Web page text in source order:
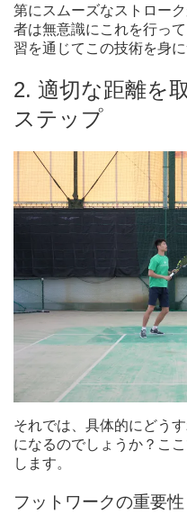
第にスムーズなストロー
者は無意識にこれを行っ
習を通じてこの技術を身
2. 適切な距離を
ステップ
それでは、具体的にどう
になるのでしょうか？こ
します。
フットワークの重要性